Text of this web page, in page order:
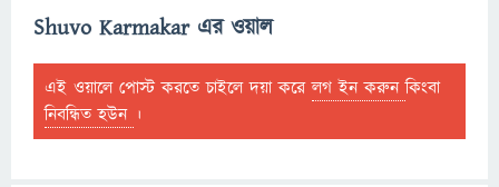
Shuvo Karmakar এর ওয়াল
এই ওয়ালে পোস্ট করতে চাইলে দয়া করেলগ ইন করুনকিংবা
নিবন্ধিত হউন ।